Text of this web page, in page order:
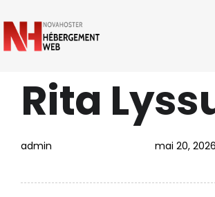
PUBLISHED
IN:
Rita
Author
admin
Published
on:
mai 20, 2026